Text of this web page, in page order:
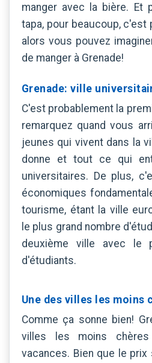
manger avec la bière. Et
tapa, pour beaucoup, c'est
alors vous pouvez
de manger à Grenade!
Grenade: ville
C'est probablement la
remarquez quand vous
jeunes qui vivent dans la
donne et tout ce qui
universitaires. De plus,
économiques
tourisme, étant la ville
le plus grand nombre
deuxième ville avec le
d'étudiants.
Une des villes les moins
Comme ça sonne bien!
villes les moins
vacances. Bien que le